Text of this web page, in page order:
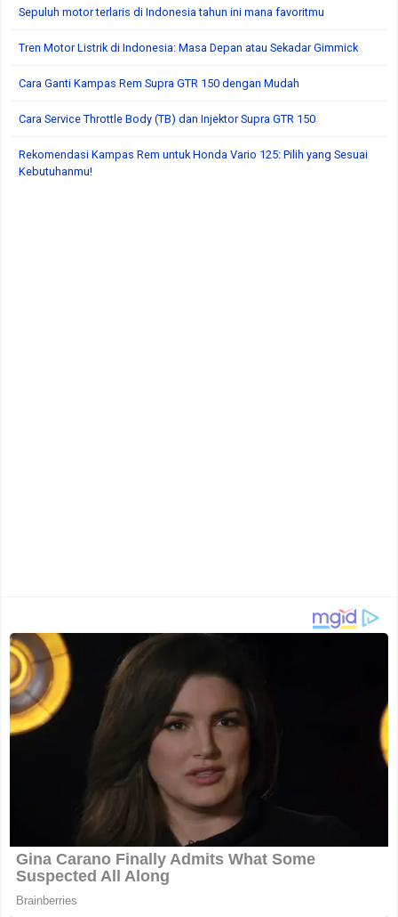
Sepuluh motor terlaris di Indonesia tahun ini mana favoritmu
Tren Motor Listrik di Indonesia: Masa Depan atau Sekadar Gimmick
Cara Ganti Kampas Rem Supra GTR 150 dengan Mudah
Cara Service Throttle Body (TB) dan Injektor Supra GTR 150
Rekomendasi Kampas Rem untuk Honda Vario 125: Pilih yang Sesuai
Kebutuhanmu!